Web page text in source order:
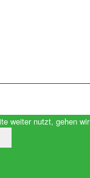
weiter nutzt, gehen wir